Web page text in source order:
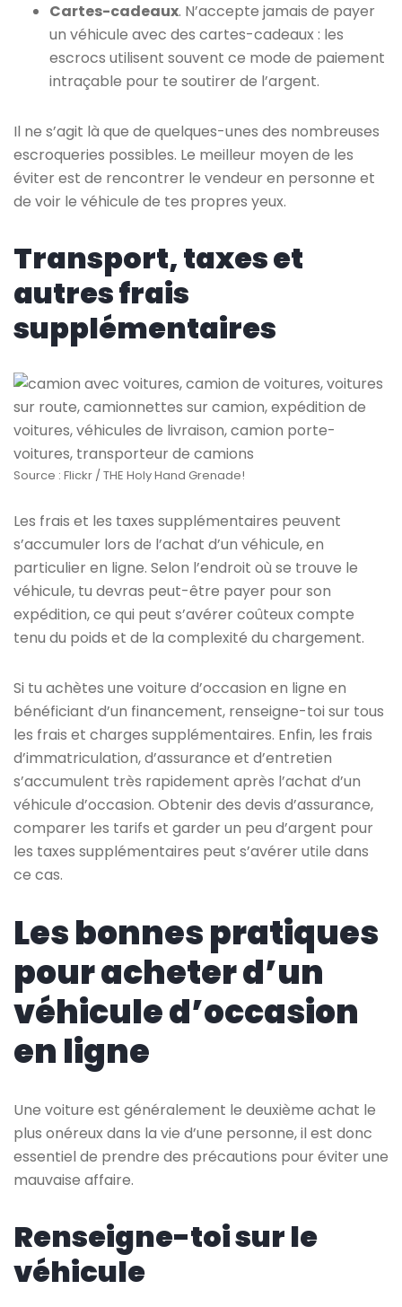
Cartes-cadeaux. N’accepte jamais de payer
un véhicule avec des cartes-cadeaux : les
escrocs utilisent souvent ce mode de paiement
intraçable pour te soutirer de l’argent.
Il ne s’agit là que de quelques-unes des nombreuses
escroqueries possibles. Le meilleur moyen de les
éviter est de rencontrer le vendeur en personne et
de voir le véhicule de tes propres yeux.
Transport, taxes et
autres frais
supplémentaires
Source : Flickr / THE Holy Hand Grenade!
Les frais et les taxes supplémentaires peuvent
s’accumuler lors de l’achat d’un véhicule, en
particulier en ligne. Selon l’endroit où se trouve le
véhicule, tu devras peut-être payer pour son
expédition, ce qui peut s’avérer coûteux compte
tenu du poids et de la complexité du chargement.
Si tu achètes une voiture d’occasion en ligne en
bénéficiant d’un financement, renseigne-toi sur tous
les frais et charges supplémentaires. Enfin, les frais
d’immatriculation, d’assurance et d’entretien
s’accumulent très rapidement après l’achat d’un
véhicule d’occasion. Obtenir des devis d’assurance,
comparer les tarifs et garder un peu d’argent pour
les taxes supplémentaires peut s’avérer utile dans
ce cas.
Les bonnes pratiques
pour acheter d’un
véhicule d’occasion
en ligne
Une voiture est généralement le deuxième achat le
plus onéreux dans la vie d’une personne, il est donc
essentiel de prendre des précautions pour éviter une
mauvaise affaire.
Renseigne-toi sur le
véhicule